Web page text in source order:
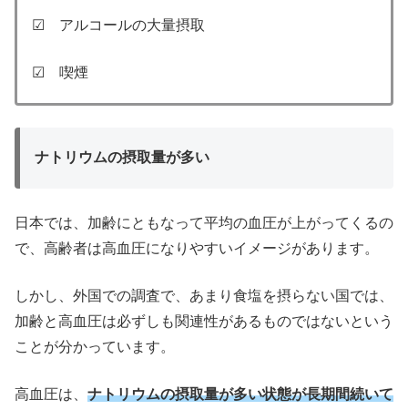
☑ アルコールの大量摂取
☑ 喫煙
ナトリウムの摂取量が多い
日本では、加齢にともなって平均の血圧が上がってくるの
で、高齢者は高血圧になりやすいイメージがあります。
しかし、外国での調査で、あまり食塩を摂らない国では、
加齢と高血圧は必ずしも関連性があるものではないという
ことが分かっています。
高血圧は、 ナトリウムの摂取量が多い状態が長期間続いて